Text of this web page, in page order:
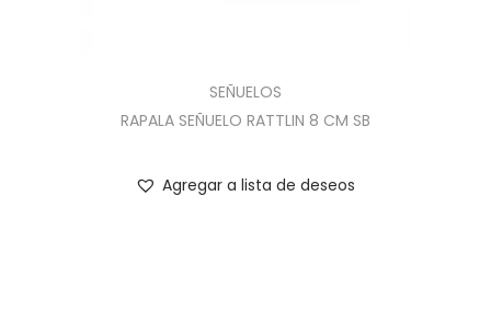
SEÑUELOS
RAPALA SEÑUELO RATTLIN 8 CM SB
Agregar a lista de deseos